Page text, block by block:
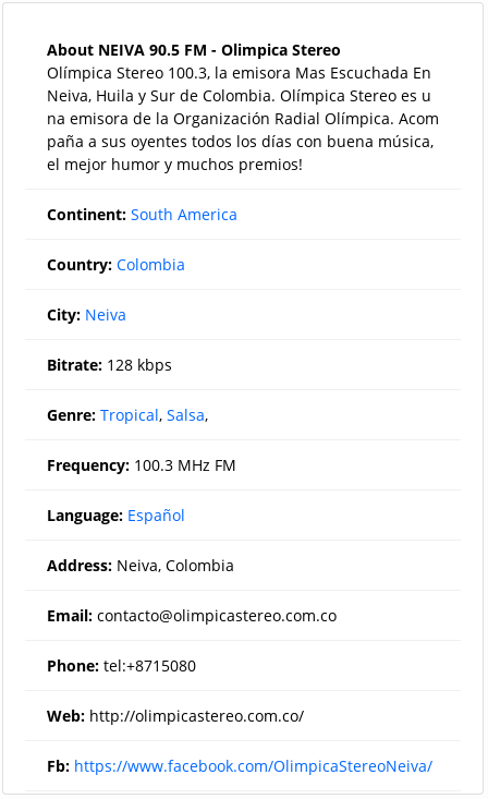
About NEIVA 90.5 FM - Olimpica Stereo
Olímpica Stereo 100.3, la emisora Mas Escuchada En
Neiva, Huila y Sur de Colombia. Olímpica Stereo es u
na emisora de la Organización Radial Olímpica. Acom
paña a sus oyentes todos los días con buena música,
el mejor humor y muchos premios!
Continent: South America
Country: Colombia
City: Neiva
Bitrate: 128 kbps
Genre: Tropical, Salsa,
Frequency: 100.3 MHz FM
Language: Español
Address: Neiva, Colombia
Email: contacto@olimpicastereo.com.co
Phone: tel:+8715080
Web: http://olimpicastereo.com.co/
Fb: https://www.facebook.com/OlimpicaStereoNeiva/